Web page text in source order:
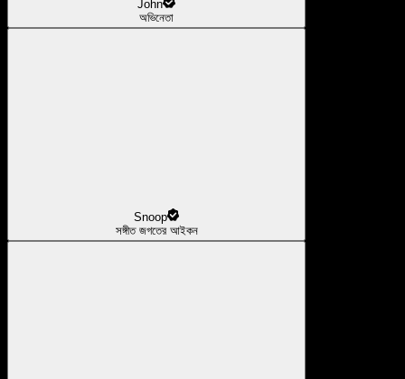
John
অভিনেতা
Snoop
সঙ্গীত জগতের আইকন